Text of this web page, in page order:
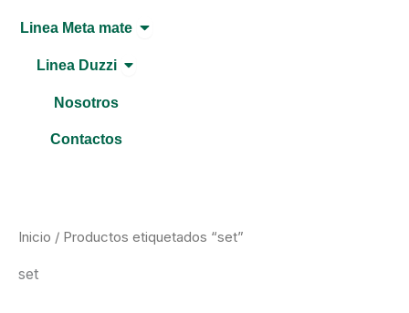
Linea Meta mate Open Linea Meta mate
Linea Duzzi Open Linea Duzzi
Nosotros
Contactos
Inicio / Productos etiquetados “set”
set